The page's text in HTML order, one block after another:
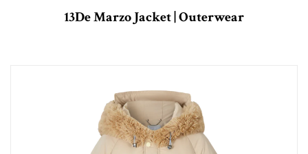
13De Marzo Jacket | Outerwear